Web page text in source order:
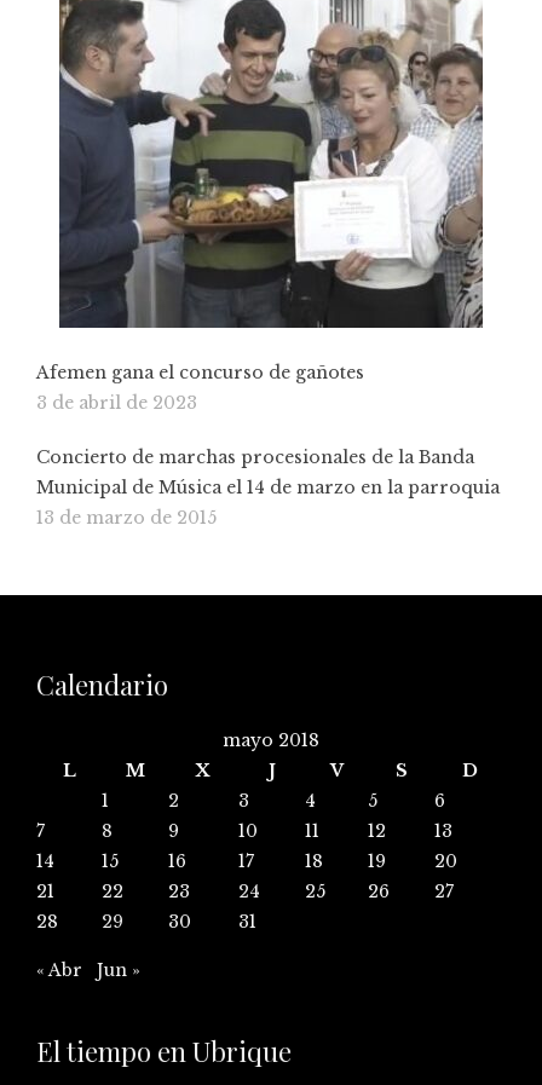
Afemen gana el concurso de gañotes
3 de abril de 2023
Concierto de marchas procesionales de la Banda
Municipal de Música el 14 de marzo en la parroquia
13 de marzo de 2015
Calendario
mayo 2018
L
M X J V S
D
1
2 3 4 5
6
7
8 9 10 11 12
13
14
15 16 17 18 19
20
21
22 23 24 25 26
27
28
29 30 31
« Abr Jun »
El tiempo en Ubrique